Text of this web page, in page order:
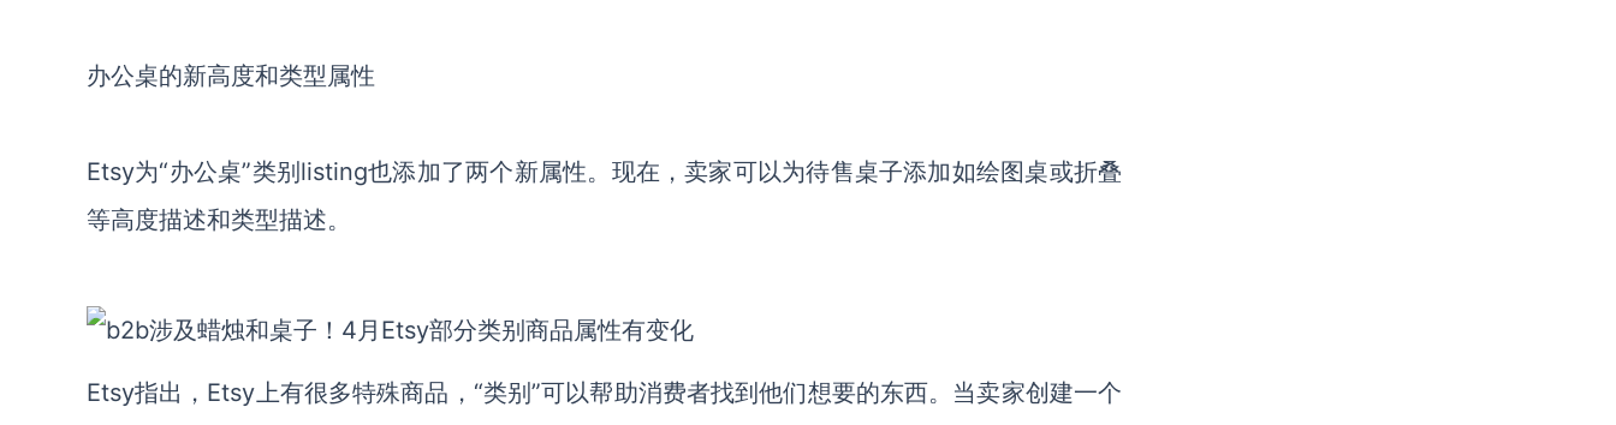
办公桌的新高度和类型属性
Etsy为“办公桌”类别listing也添加了两个新属性。现在，卖家可以为待售桌子添加如绘图桌或折叠
等高度描述和类型描述。
Etsy指出，Etsy上有很多特殊商品，“类别”可以帮助消费者找到他们想要的东西。当卖家创建一个